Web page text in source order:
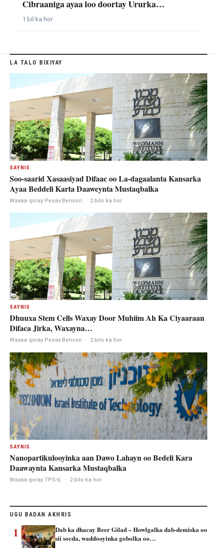
Cibraaniga ayaa loo doortay Ururka…
1 bil ka hor
LA TALO BIXIYAY
SAYNIS
Soo-saarid Xasaasiyad Difaac oo La-dagaalanta Kansarka
Ayaa Beddeli Karta Daaweynta Mustaqbalka
Waxaa qoray Pesax Benson · 2 bilo ka hor
SAYNIS
Dhuuxa Stem Cells Waxay Door Muhiim Ah Ka Ciyaaraan
Difaca Jirka, Waxayna…
Waxaa qoray Pesax Benson · 2 bilo ka hor
SAYNIS
Nanopartikulooyinka aan Dawo Lahayn oo Bedeli Kara
Daawaynta Kansarka Mustaqbalka
Waxaa qoray TPS-IL · 2 bilo ka hor
UGU BADAN AKHRIS
1
Dab ka dhacay Beer Gilad – Howlgalka dab-demiska oo
sii socda, waddooyinka gobolka oo…